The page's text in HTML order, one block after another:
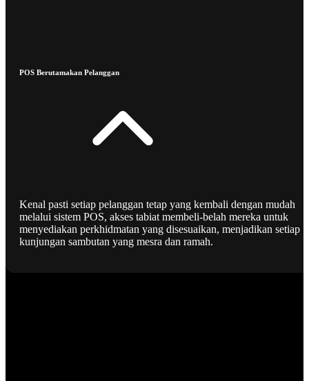
POS Berutamakan Pelanggan
Kenal pasti setiap pelanggan tetap yang kembali dengan mudah
melalui sistem POS, akses tabiat membeli-belah mereka untuk
menyediakan perkhidmatan yang disesuaikan, menjadikan setiap
kunjungan sambutan yang mesra dan ramah.